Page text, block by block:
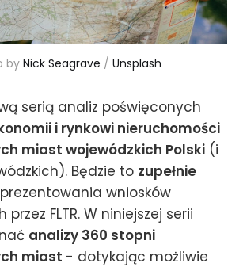
by Nick Seagrave / Unsplash
serią analiz poświęconych
i rynkowi nieruchomości
miast wojewódzkich Polski (i
Będzie to zupełnie
prezentowania wniosków
FLTR. W niniejszej serii
analizy 360 stopni
miast - dotykając możliwie